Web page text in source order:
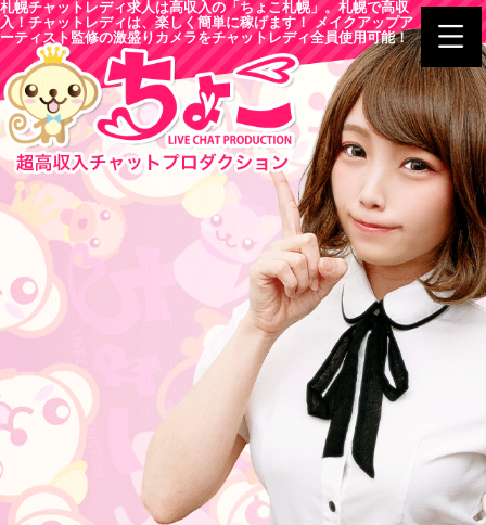
札幌チャットレディ求人は高収入の「ちょこ札幌」。札幌で高収
入！チャットレディは、楽しく簡単に稼げます！ メイクアップア
ーティスト監修の激盛りカメラをチャットレディ全員使用可能！